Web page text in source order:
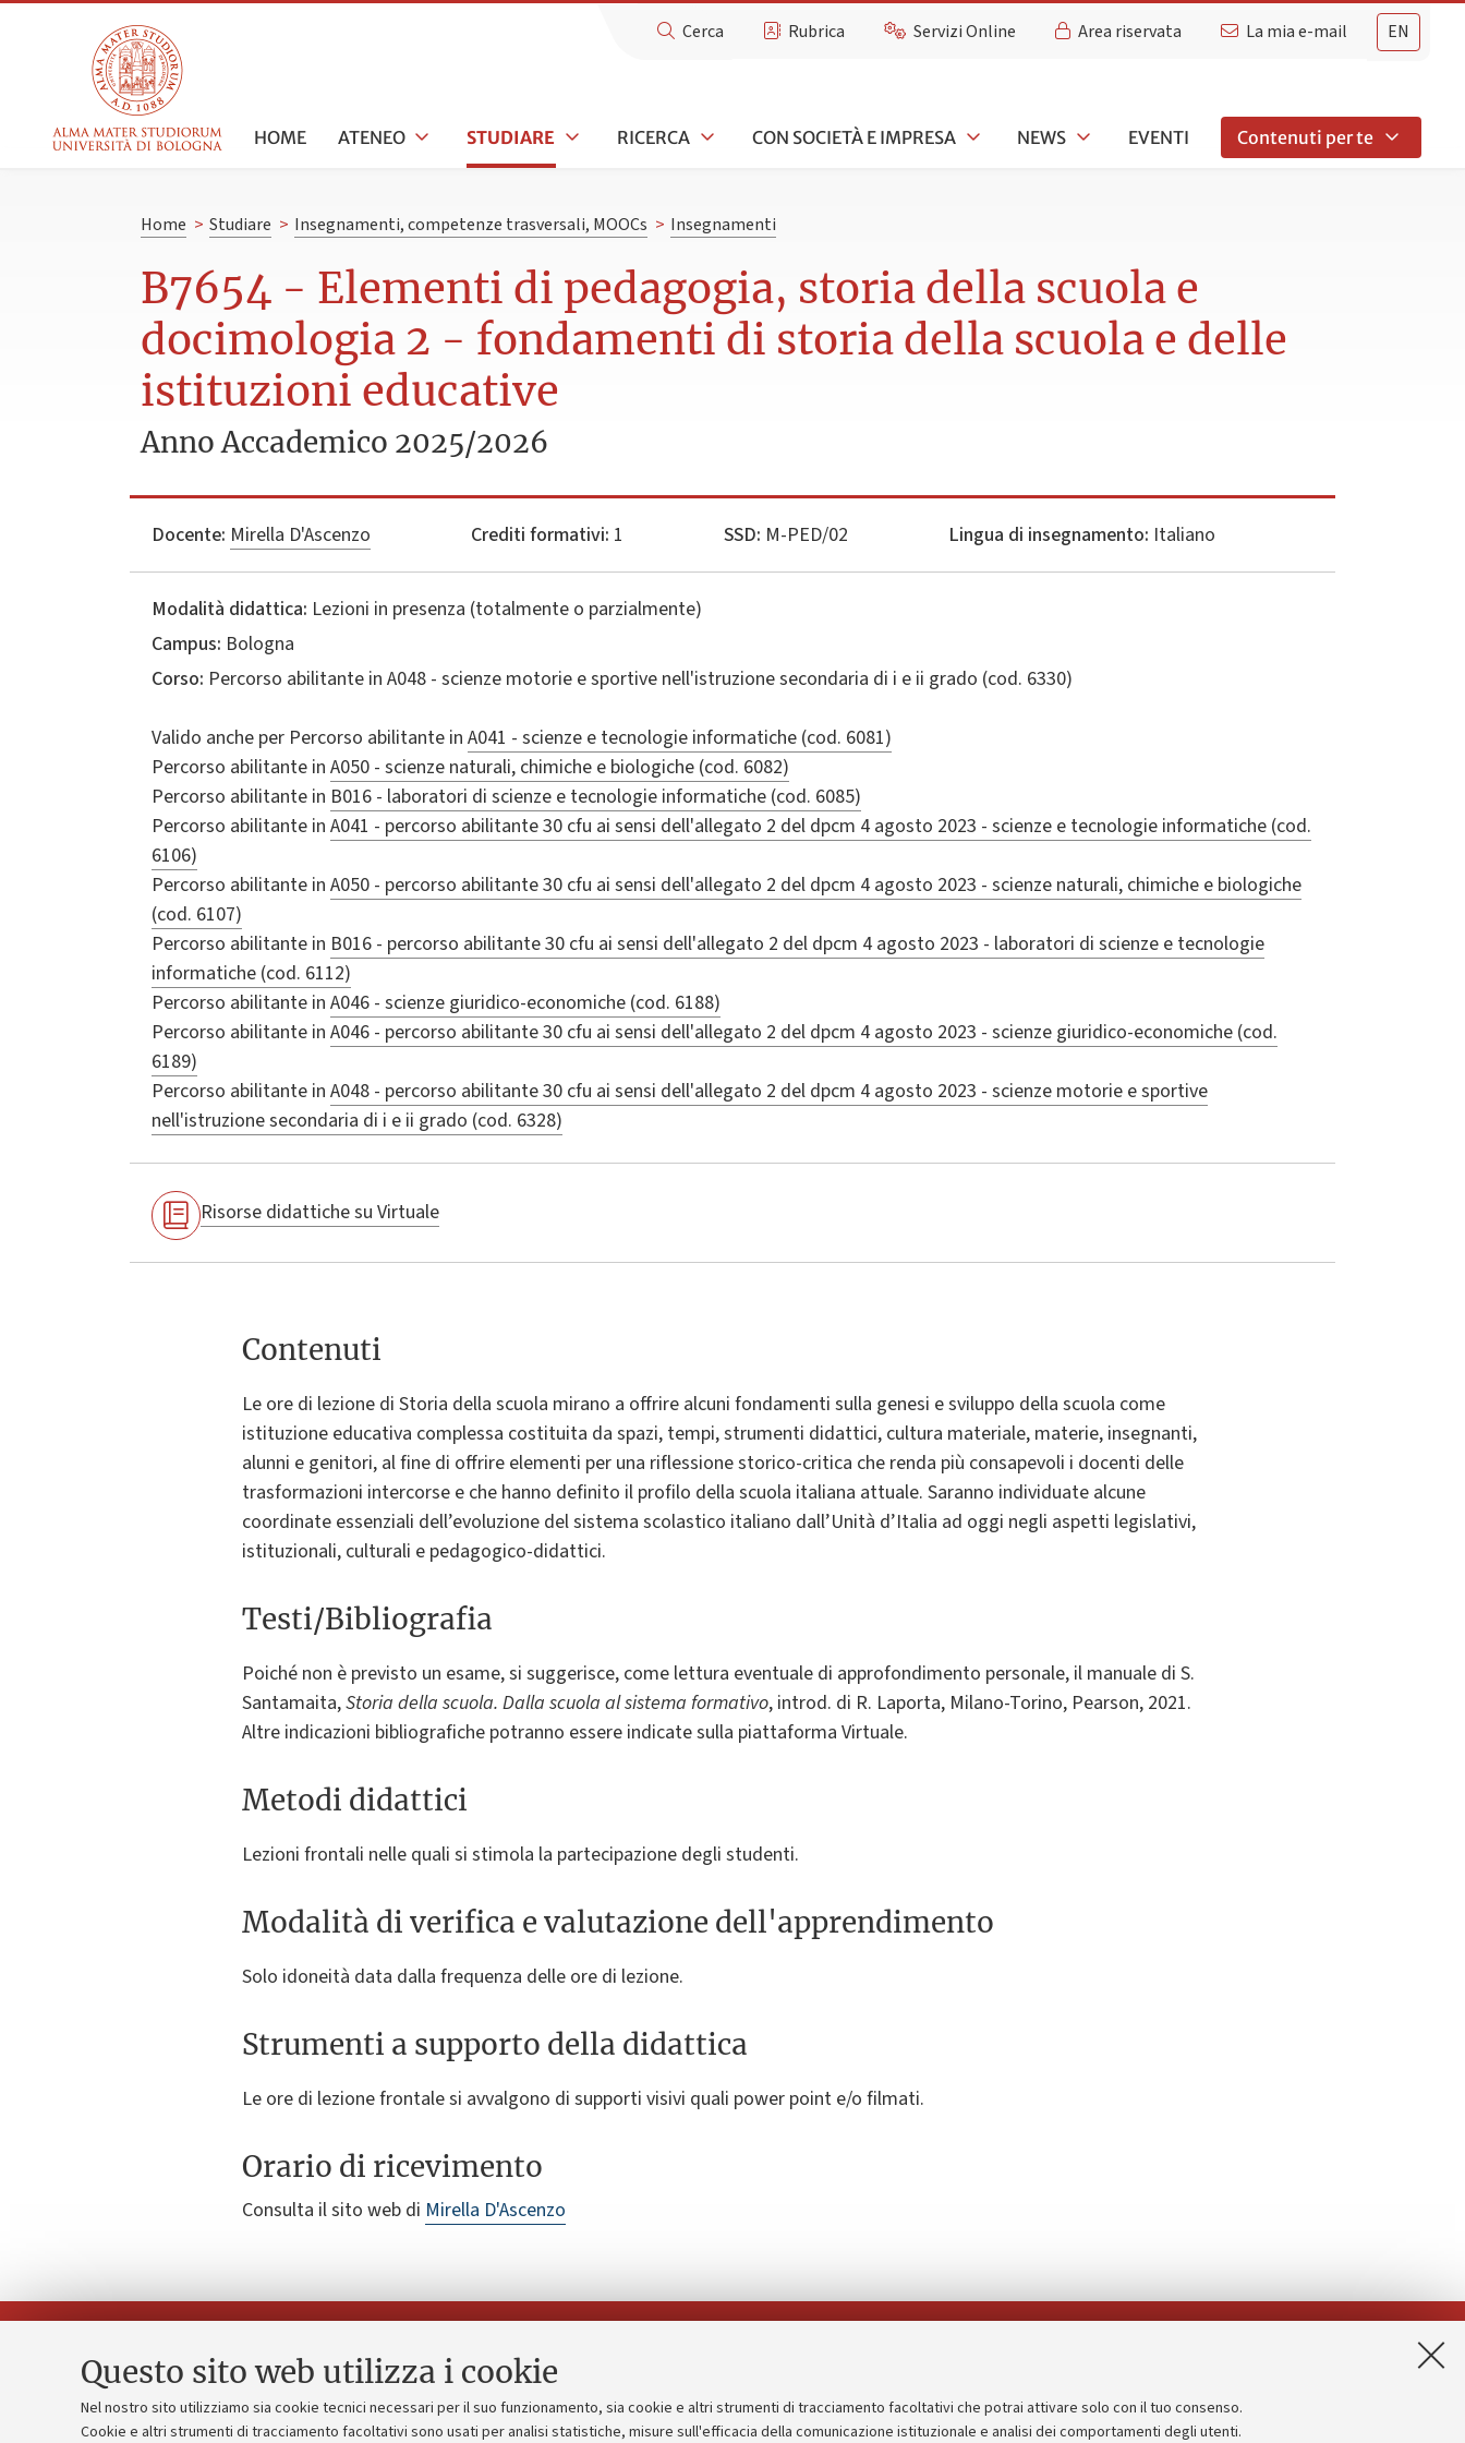
Questo sito web utilizza i cookie
Nel nostro sito utilizziamo sia cookie tecnici necessari per il suo funzionamento, sia cookie e altri strumenti di tracciamento facoltativi che potrai attivare solo con il tuo consenso.
Cookie e altri strumenti di tracciamento facoltativi sono usati per analisi statistiche, misure sull'efficacia della comunicazione istituzionale e analisi dei comportamenti degli utenti.
EN
Cerca Rubrica Servizi Online Area riservata La mia e-mail
HOME ATENEO STUDIARE RICERCA CON SOCIETÀ E IMPRESA NEWS EVENTI Contenuti per te
Home > Studiare > Insegnamenti, competenze trasversali, MOOCs > Insegnamenti
B7654 - Elementi di pedagogia, storia della scuola e
docimologia 2 - fondamenti di storia della scuola e delle
istituzioni educative
Anno Accademico 2025/2026
Docente: Mirella D'Ascenzo Crediti formativi: 1 SSD: M-PED/02 Lingua di insegnamento: Italiano
Modalità didattica: Lezioni in presenza (totalmente o parzialmente)
Campus: Bologna
Corso: Percorso abilitante in A048 - scienze motorie e sportive nell'istruzione secondaria di i e ii grado (cod. 6330)
Valido anche per Percorso abilitante in A041 - scienze e tecnologie informatiche (cod. 6081)
Percorso abilitante in A050 - scienze naturali, chimiche e biologiche (cod. 6082)
Percorso abilitante in B016 - laboratori di scienze e tecnologie informatiche (cod. 6085)
Percorso abilitante in A041 - percorso abilitante 30 cfu ai sensi dell'allegato 2 del dpcm 4 agosto 2023 - scienze e tecnologie informatiche (cod.
6106)
Percorso abilitante in A050 - percorso abilitante 30 cfu ai sensi dell'allegato 2 del dpcm 4 agosto 2023 - scienze naturali, chimiche e biologiche
(cod. 6107)
Percorso abilitante in B016 - percorso abilitante 30 cfu ai sensi dell'allegato 2 del dpcm 4 agosto 2023 - laboratori di scienze e tecnologie
informatiche (cod. 6112)
Percorso abilitante in A046 - scienze giuridico-economiche (cod. 6188)
Percorso abilitante in A046 - percorso abilitante 30 cfu ai sensi dell'allegato 2 del dpcm 4 agosto 2023 - scienze giuridico-economiche (cod.
6189)
Percorso abilitante in A048 - percorso abilitante 30 cfu ai sensi dell'allegato 2 del dpcm 4 agosto 2023 - scienze motorie e sportive
nell'istruzione secondaria di i e ii grado (cod. 6328)
Risorse didattiche su Virtuale
Contenuti
Le ore di lezione di Storia della scuola mirano a offrire alcuni fondamenti sulla genesi e sviluppo della scuola come
istituzione educativa complessa costituita da spazi, tempi, strumenti didattici, cultura materiale, materie, insegnanti,
alunni e genitori, al fine di offrire elementi per una riflessione storico-critica che renda più consapevoli i docenti delle
trasformazioni intercorse e che hanno definito il profilo della scuola italiana attuale. Saranno individuate alcune
coordinate essenziali dell’evoluzione del sistema scolastico italiano dall’Unità d’Italia ad oggi negli aspetti legislativi,
istituzionali, culturali e pedagogico-didattici.
Testi/Bibliografia
Poiché non è previsto un esame, si suggerisce, come lettura eventuale di approfondimento personale, il manuale di S.
Santamaita,Storia della scuola. Dalla scuola al sistema formativo, introd. di R. Laporta, Milano-Torino, Pearson, 2021.
Altre indicazioni bibliografiche potranno essere indicate sulla piattaforma Virtuale.
Metodi didattici
Lezioni frontali nelle quali si stimola la partecipazione degli studenti.
Modalità di verifica e valutazione dell'apprendimento
Solo idoneità data dalla frequenza delle ore di lezione.
Strumenti a supporto della didattica
Le ore di lezione frontale si avvalgono di supporti visivi quali power point e/o filmati.
Orario di ricevimento
Consulta il sito web di Mirella D'Ascenzo
Contatti e PEC Piano strategico Bandi, gare e concorsi Informazioni sul sito e accessibilità